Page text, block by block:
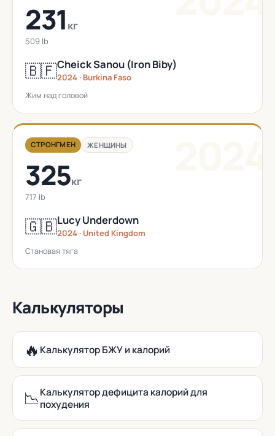
231 кг
509 lb
🇧🇫Cheick Sanou (Iron Biby)
2024 · Burkina Faso
Жим над головой
СТРОНГМЕН ЖЕНЩИНЫ
325кг
717 lb
🇬🇧Lucy Underdown
2024 · United Kingdom
Становая тяга
Калькуляторы
🔥 Калькулятор БЖУ и калорий
📉Калькулятор дефицита калорий для
похудения